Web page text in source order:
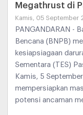
Megathrust di
Kamis, 05 September
PANGANDARAN -
Bencana (BNPB)
kesiapsiagaan
Sementara (TES)
Kamis, 5
mempersiapkan
potensi ancaman